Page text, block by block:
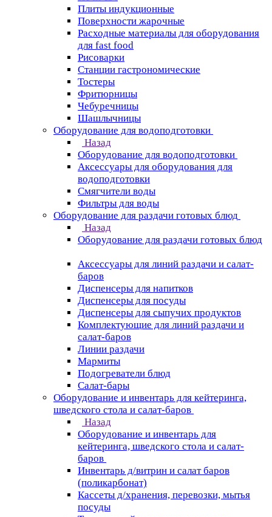
Плиты индукционные
Поверхности жарочные
Расходные материалы для оборудования
для fast food
Рисоварки
Станции гастрономические
Тостеры
Фритюрницы
Чебуречницы
Шашлычницы
Оборудование для водоподготовки
Назад
Оборудование для водоподготовки
Аксессуары для оборудования для
водоподготовки
Смягчители воды
Фильтры для воды
Оборудование для раздачи готовых блюд
Назад
Оборудование для раздачи готовых блюд
Аксессуары для линий раздачи и салат-
баров
Диспенсеры для напитков
Диспенсеры для посуды
Диспенсеры для сыпучих продуктов
Комплектующие для линий раздачи и
салат-баров
Линии раздачи
Мармиты
Подогреватели блюд
Салат-бары
Оборудование и инвентарь для кейтеринга,
шведского стола и салат-баров
Назад
Оборудование и инвентарь для
кейтеринга, шведского стола и салат-
баров
Инвентарь д/витрин и салат баров
(поликарбонат)
Кассеты д/хранения, перевозки, мытья
посуды